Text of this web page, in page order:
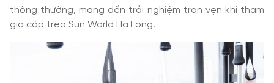
thông thường, mang đến trải nghiệm trọn vẹn khi tham
gia cáp treo Sun World Ha Long.